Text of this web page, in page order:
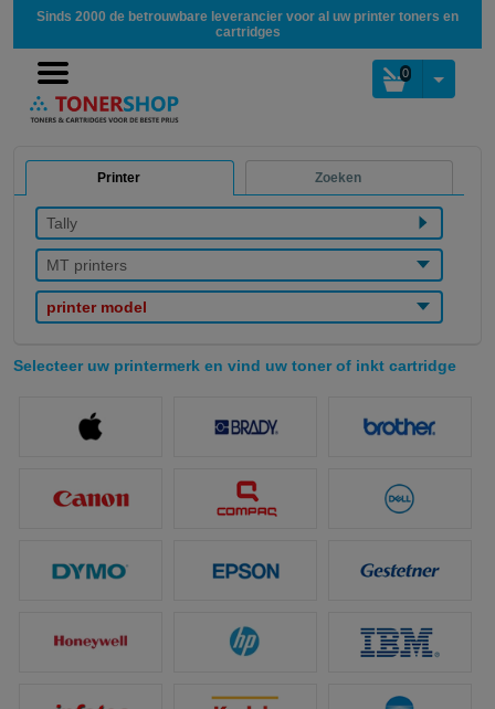
Sinds 2000 de betrouwbare leverancier voor al uw printer toners en
cartridges
0
Printer Zoeken
Tally
MT printers
printer model
Selecteer uw printermerk en vind uw toner of inkt cartridge